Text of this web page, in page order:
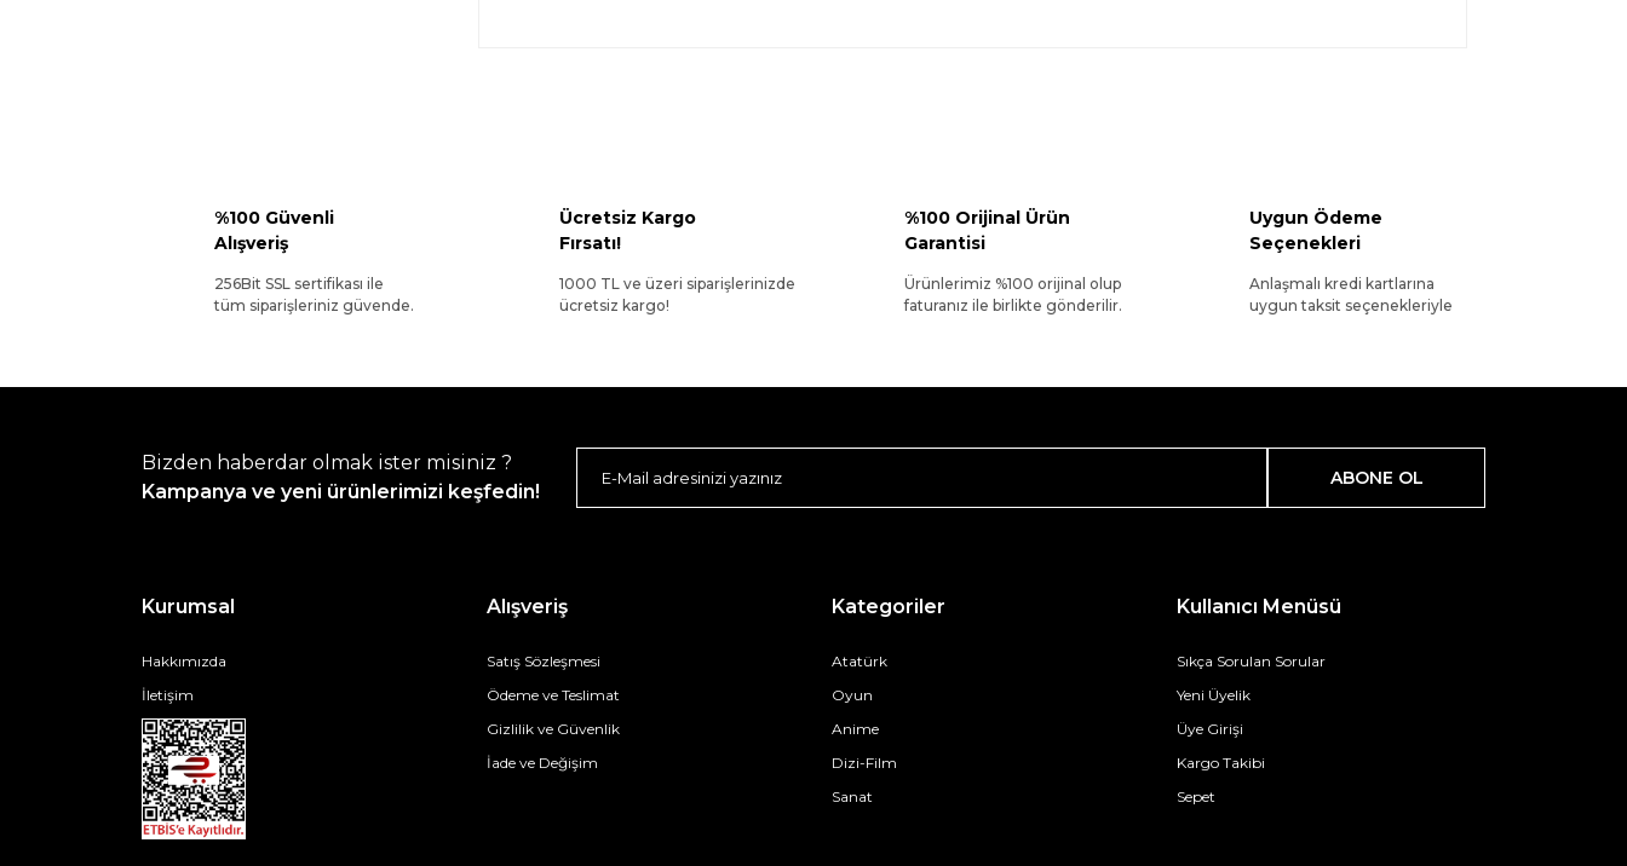
%100 Güvenli
Alışveriş
256Bit SSL sertifikası ile
tüm siparişleriniz güvende.
Ücretsiz Kargo
Fırsatı!
1000 TL ve üzeri siparişlerinizde
ücretsiz kargo!
%100 Orijinal Ürün
Garantisi
Ürünlerimiz %100 orijinal olup
faturanız ile birlikte gönderilir.
Uygun Ödeme
Seçenekleri
Anlaşmalı kredi kartlarına
uygun taksit seçenekleriyle
Bizden haberdar olmak ister misiniz ?
Kampanya ve yeni ürünlerimizi keşfedin!
ABONE OL
Kurumsal
Hakkımızda
İletişim
Alışveriş
Satış Sözleşmesi
Ödeme ve Teslimat
Gizlilik ve Güvenlik
İade ve Değişim
Kategoriler
Atatürk
Oyun
Anime
Dizi-Film
Sanat
Kullanıcı Menüsü
Sıkça Sorulan Sorular
Yeni Üyelik
Üye Girişi
Kargo Takibi
Sepet